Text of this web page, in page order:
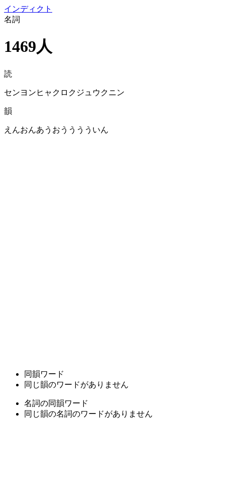
インディクト
名詞
1469人
読
センヨンヒャクロクジュウクニン
韻
えんおんあうおうううういん
同韻ワード
同じ韻のワードがありません
名詞の同韻ワード
同じ韻の名詞のワードがありません